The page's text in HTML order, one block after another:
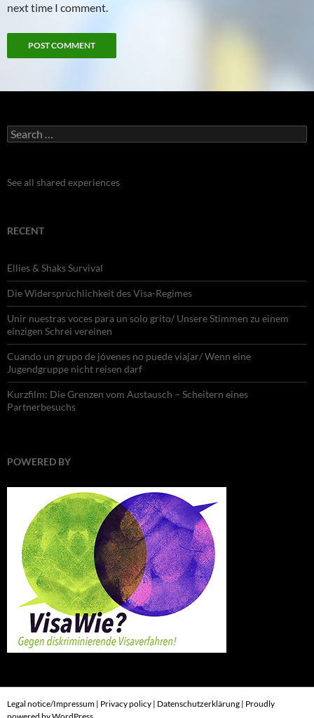
next time I comment.
Search
for:
See all shared experiences
RECENT
Ellies & Shaks Survival
Die Widersprüchlichkeit des Visa-Regimes
Unir nuestras voces para un solo grito/ Unsere Stimmen zu einem
einzigen Schrei vereinen
Cuando un grupo de jóvenes no puede viajar/ Wenn eine
Jugendgruppe nicht reisen darf
Kurzfilm: Die Grenzen vom Austausch – Scheitern eines
Partnerbesuchs
POWERED BY
Legal notice/Impressum | Privacy policy | Datenschutzerklärung | Proudly